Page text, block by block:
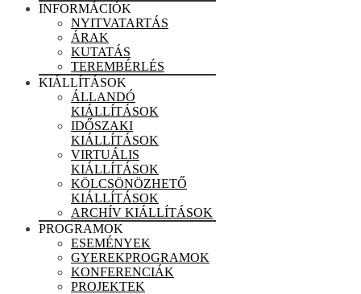
INFORMÁCIÓK
NYITVATARTÁS
ÁRAK
KUTATÁS
TEREMBÉRLÉS
KIÁLLÍTÁSOK
ÁLLANDÓ
KIÁLLÍTÁSOK
IDŐSZAKI
KIÁLLÍTÁSOK
VIRTUÁLIS
KIÁLLÍTÁSOK
KÖLCSÖNÖZHETŐ
KIÁLLÍTÁSOK
ARCHÍV KIÁLLÍTÁSOK
PROGRAMOK
ESEMÉNYEK
GYEREKPROGRAMOK
KONFERENCIÁK
PROJEKTEK